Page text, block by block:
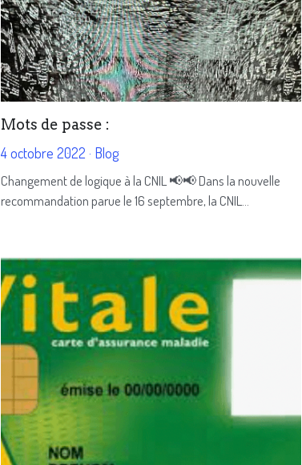
Mots de passe :
4 octobre 2022 · Blog
Changement de logique à la CNIL 📢📢 Dans la nouvelle
recommandation parue le 16 septembre, la CNIL...